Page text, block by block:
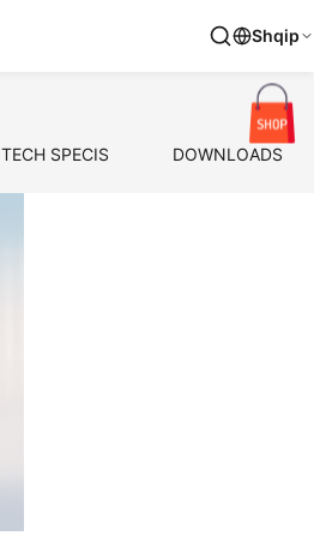
Shqip
TECH SPECIS DOWNLOADS